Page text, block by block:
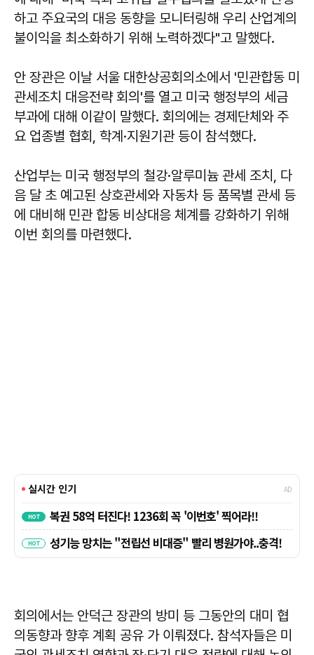
하고 주요국의 대응 동향을 모니터링해 우리 산업계의
불이익을 최소화하기 위해 노력하겠다"고 말했다.
안 장관은 이날 서울 대한상공회의소에서 '민관합동 미
관세조치 대응전략 회의'를 열고 미국 행정부의 세금
부과에 대해 이같이 말했다. 회의에는 경제단체와 주
요 업종별 협회, 학계·지원기관 등이 참석했다.
산업부는 미국 행정부의 철강·알루미늄 관세 조치, 다
음 달 초 예고된 상호관세와 자동차 등 품목별 관세 등
에 대비해 민관 합동 비상대응 체계를 강화하기 위해
이번 회의를 마련했다.
회의에서는 안덕근 장관의 방미 등 그동안의 대미 협
의동향과 향후 계획 공유 가 이뤄졌다. 참석자들은 미